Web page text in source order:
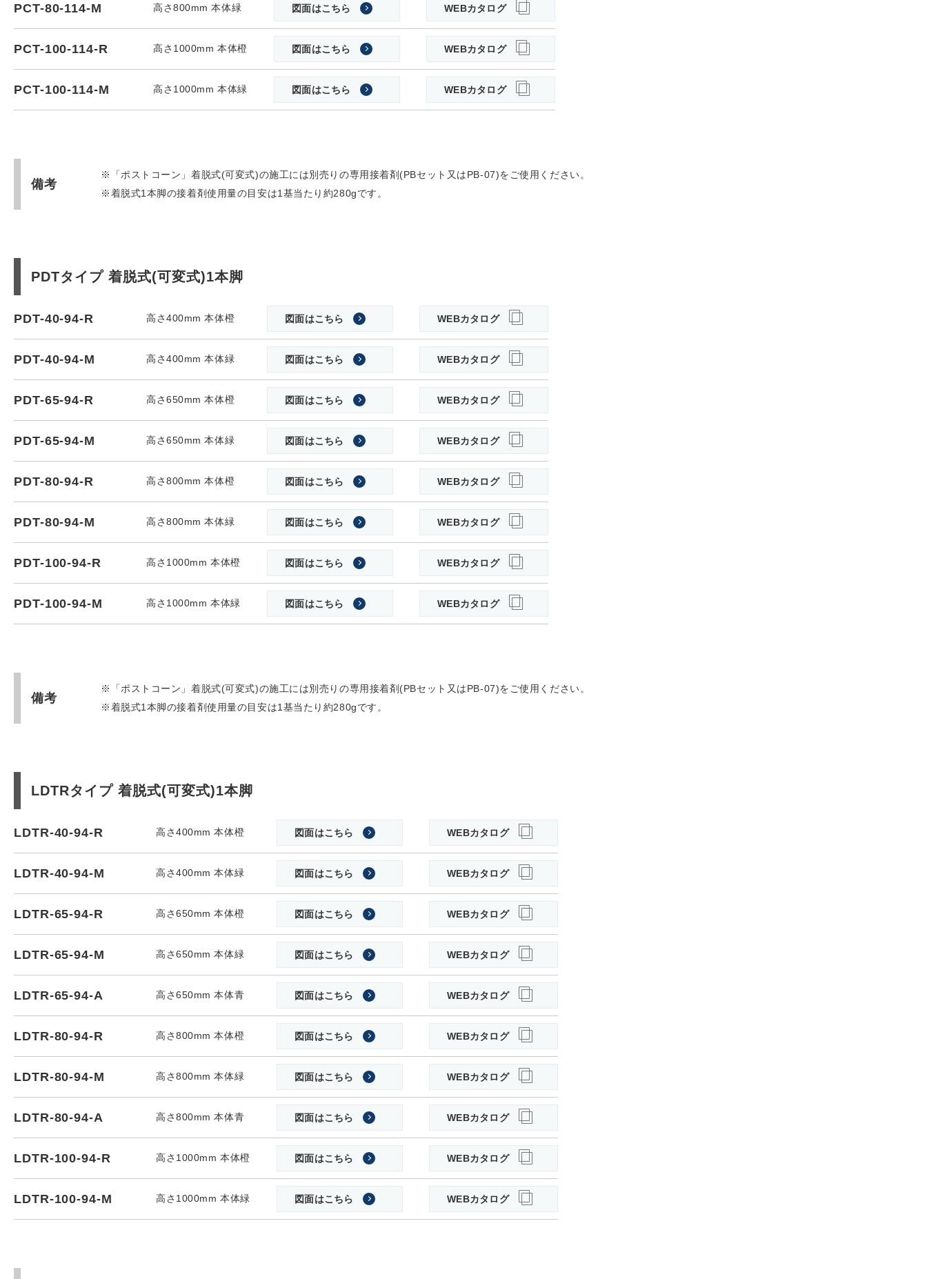
PCT-80-114-M 高さ800mm 本体緑 図面はこちら WEBカタログ
PCT-100-114-R 高さ1000mm 本体橙 図面はこちら WEBカタログ
PCT-100-114-M 高さ1000mm 本体緑 図面はこちら WEBカタログ
備考
※「ポストコーン」着脱式(可変式)の施工には別売りの専用接着剤(PBセット又はPB-07)をご使用ください。
※着脱式1本脚の接着剤使用量の目安は1基当たり約280gです。
PDTタイプ 着脱式(可変式)1本脚
PDT-40-94-R 高さ400mm 本体橙 図面はこちら WEBカタログ
PDT-40-94-M 高さ400mm 本体緑 図面はこちら WEBカタログ
PDT-65-94-R 高さ650mm 本体橙 図面はこちら WEBカタログ
PDT-65-94-M 高さ650mm 本体緑 図面はこちら WEBカタログ
PDT-80-94-R 高さ800mm 本体橙 図面はこちら WEBカタログ
PDT-80-94-M 高さ800mm 本体緑 図面はこちら WEBカタログ
PDT-100-94-R 高さ1000mm 本体橙 図面はこちら WEBカタログ
PDT-100-94-M 高さ1000mm 本体緑 図面はこちら WEBカタログ
備考
※「ポストコーン」着脱式(可変式)の施工には別売りの専用接着剤(PBセット又はPB-07)をご使用ください。
※着脱式1本脚の接着剤使用量の目安は1基当たり約280gです。
LDTRタイプ 着脱式(可変式)1本脚
LDTR-40-94-R 高さ400mm 本体橙 図面はこちら WEBカタログ
LDTR-40-94-M 高さ400mm 本体緑 図面はこちら WEBカタログ
LDTR-65-94-R 高さ650mm 本体橙 図面はこちら WEBカタログ
LDTR-65-94-M 高さ650mm 本体緑 図面はこちら WEBカタログ
LDTR-65-94-A 高さ650mm 本体青 図面はこちら WEBカタログ
LDTR-80-94-R 高さ800mm 本体橙 図面はこちら WEBカタログ
LDTR-80-94-M 高さ800mm 本体緑 図面はこちら WEBカタログ
LDTR-80-94-A 高さ800mm 本体青 図面はこちら WEBカタログ
LDTR-100-94-R 高さ1000mm 本体橙 図面はこちら WEBカタログ
LDTR-100-94-M 高さ1000mm 本体緑 図面はこちら WEBカタログ